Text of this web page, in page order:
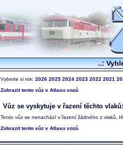
..:
Vyberte si rok: 2026 2025 2024 2023 2022 2021
Zobrazit tento vůz v Atlasu vozů
Vůz se vyskytuje v řazení těchto vlaků:
Tento vůz se nenachází v řazení žádného z vlaků.
Zobrazit tento vůz v Atlasu vozů